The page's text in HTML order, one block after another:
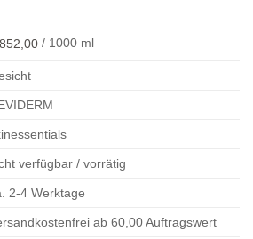
852,00 / 1000 ml
verfügbar / vorrätig
2-4 Werktage
ab 60,00 Auftragswert